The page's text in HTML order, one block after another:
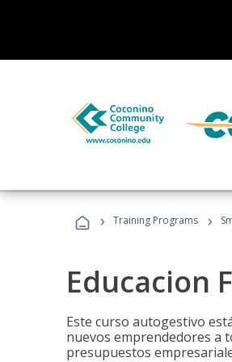
› Training Programs ›
Educacion
Este curso autogestivo
nuevos emprendedores a
presupuestos